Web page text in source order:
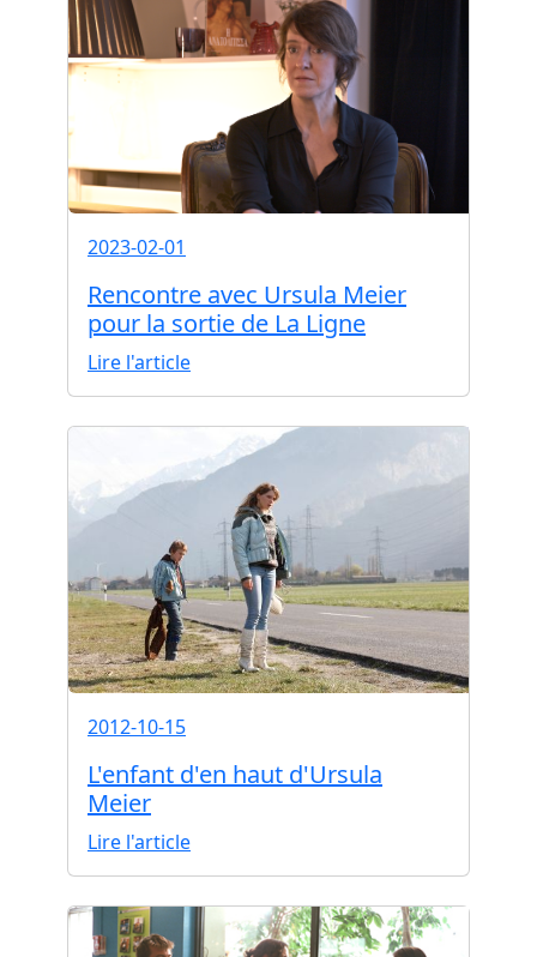
2023-02-01
Rencontre avec Ursula Meier
pour la sortie de La Ligne
Lire l'article
2012-10-15
L'enfant d'en haut d'Ursula
Meier
Lire l'article